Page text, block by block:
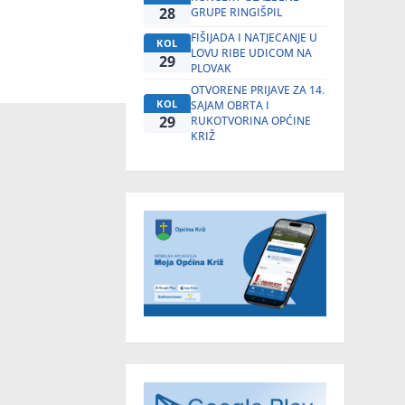
28
GRUPE RINGIŠPIL
KOL
29
FIŠIJADA I NATJECANJE U
LOVU RIBE UDICOM NA
PLOVAK
KOL
29
OTVORENE PRIJAVE ZA 14.
SAJAM OBRTA I
RUKOTVORINA OPĆINE
KRIŽ